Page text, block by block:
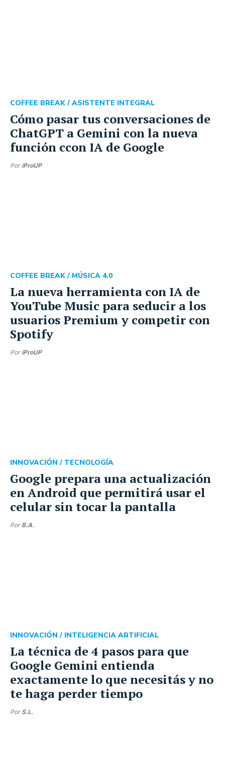
Cómo pasar tus conversaciones de
ChatGPT a Gemini con la nueva
función ccon IA de Google
COFFEE BREAK / ASISTENTE INTEGRAL
Por iProUP
La nueva herramienta con IA de
YouTube Music para seducir a los
usuarios Premium y competir con
Spotify
COFFEE BREAK / MÚSICA 4.0
Por iProUP
Google prepara una actualización
en Android que permitirá usar el
celular sin tocar la pantalla
INNOVACIÓN / TECNOLOGÍA
Por B.A.
La técnica de 4 pasos para que
Google Gemini entienda
exactamente lo que necesitás y no
te haga perder tiempo
INNOVACIÓN / INTELIGENCIA ARTIFICIAL
Por S.L.